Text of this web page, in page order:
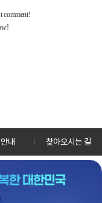
내 찾아오시는 길
정책방송원 KTV
Reserved.